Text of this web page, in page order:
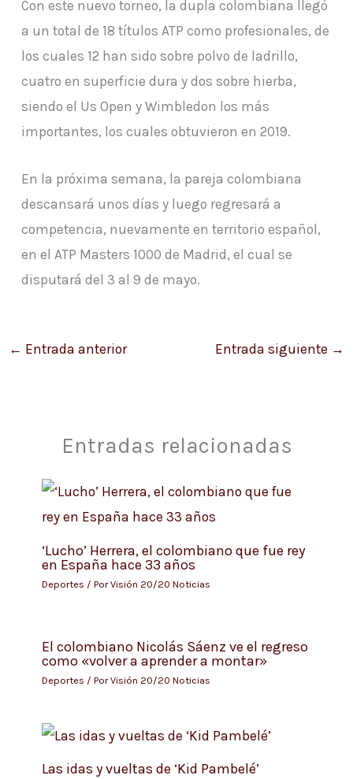
Con este nuevo torneo, la dupla colombiana llegó
a un total de 18 títulos ATP como profesionales, de
los cuales 12 han sido sobre polvo de ladrillo,
cuatro en superficie dura y dos sobre hierba,
siendo el Us Open y Wimbledon los más
importantes, los cuales obtuvieron en 2019.
En la próxima semana, la pareja colombiana
descansará unos días y luego regresará a
competencia, nuevamente en territorio español,
en el ATP Masters 1000 de Madrid, el cual se
disputará del 3 al 9 de mayo.
← Entrada anterior Entrada siguiente →
Entradas relacionadas
‘Lucho’ Herrera, el colombiano que fue rey
en España hace 33 años
Deportes / PorVisión 20/20 Noticias
El colombiano Nicolás Sáenz ve el regreso
como «volver a aprender a montar»
Deportes / PorVisión 20/20 Noticias
Las idas y vueltas de ‘Kid Pambelé’